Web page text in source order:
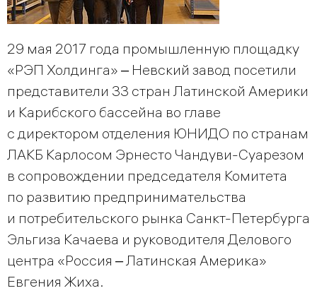
29 мая 2017 года промышленную площадку
«РЭП Холдинга» ‒ Невский завод посетили
представители 33 стран Латинской Америки
и Карибского бассейна во главе
с директором отделения ЮНИДО по странам
ЛАКБ Карлосом Эрнесто Чандуви-Суарезом
в сопровождении председателя Комитета
по развитию предпринимательства
и потребительского рынка Санкт-Петербурга
Эльгиза Качаева и руководителя Делового
центра «Россия ‒ Латинская Америка»
Евгения Жиха.